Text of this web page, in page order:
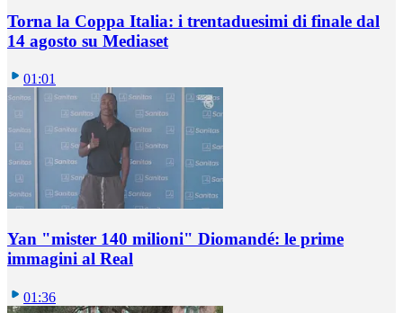
Torna la Coppa Italia: i trentaduesimi di finale dal
14 agosto su Mediaset
01:01
Yan "mister 140 milioni" Diomandé: le prime
immagini al Real
01:36